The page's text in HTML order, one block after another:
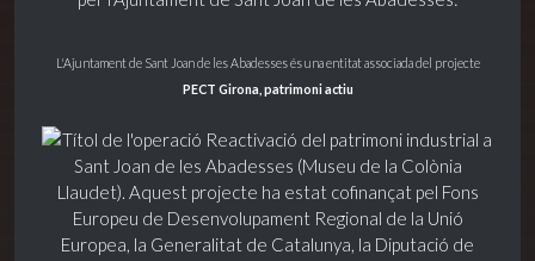
L'Ajuntament de Sant Joan de les Abadesses és una entitat associada del projecte
PECT Girona, patrimoni actiu